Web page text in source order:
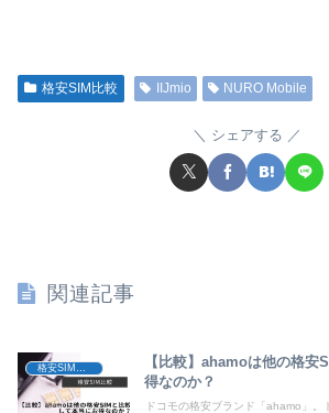
格安SIM比較 IIJmio NURO Mobile
シェアする
関連記事
【比較】ahamoは他の格安
得なのか？
ドコモの格安ブランド「ahamo」。